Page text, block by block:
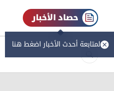
حصاد الأخبار
لمتابعة أحدث الأخبار اضغط هنا